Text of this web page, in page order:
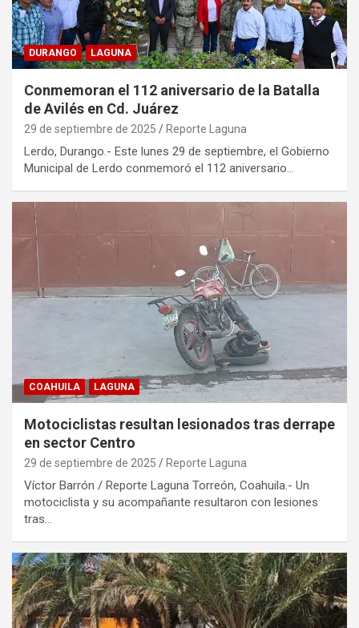
DURANGO LAGUNA
Conmemoran el 112 aniversario de la Batalla
de Avilés en Cd. Juárez
29 de septiembre de 2025 Reporte Laguna
Lerdo, Durango.- Este lunes 29 de septiembre, el Gobierno
Municipal de Lerdo conmemoró el 112 aniversario…
COAHUILA LAGUNA
Motociclistas resultan lesionados tras derrape
en sector Centro
29 de septiembre de 2025 Reporte Laguna
Víctor Barrón / Reporte Laguna Torreón, Coahuila.- Un
motociclista y su acompañante resultaron con lesiones
tras…